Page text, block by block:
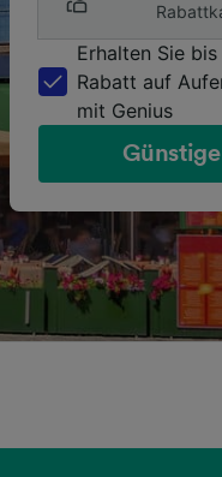
Erhalten Sie
Rabatt auf
mit Genius